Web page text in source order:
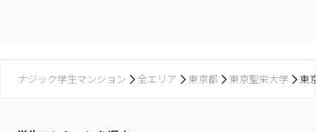
ナジック学生マンション 全エリア 東京都 東京聖栄大学 東